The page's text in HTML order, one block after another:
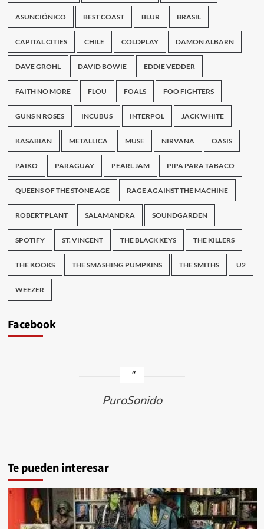
más
escuchadas
en
Paraguay
ASUNCIÓNICO BEST COAST BLUR BRASIL
CAPITAL CITIES CHILE COLDPLAY DAMON ALBARN
DAVE GROHL DAVID BOWIE EDDIE VEDDER
FAITH NO MORE FLOU FOALS FOO FIGHTERS
GUNS N ROSES INCUBUS INTERPOL JACK WHITE
KASABIAN METALLICA MUSE NIRVANA OASIS
PAIKO PARAGUAY PEARL JAM PIPA PARA TABACO
QUEENS OF THE STONE AGE RAGE AGAINST THE MACHINE
ROBERT PLANT SALAMANDRA SOUNDGARDEN
SPOTIFY ST. VINCENT THE BLACK KEYS THE KILLERS
THE KOOKS THE SMASHING PUMPKINS THE SMITHS U2
WEEZER
Facebook
PuroSonido
Te pueden interesar